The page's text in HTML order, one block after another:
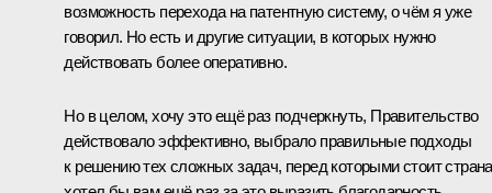
возможность перехода на патентную систему, о чём я уже
говорил. Но есть и другие ситуации, в которых нужно
действовать более оперативно.
Но в целом, хочу это ещё раз подчеркнуть, Правительство
действовало эффективно, выбрало правильные подходы
к решению тех сложных задач, перед которыми стоит